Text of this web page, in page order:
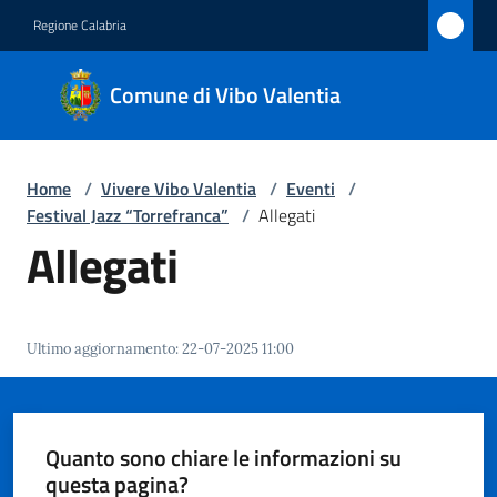
Regione Calabria
Comune di Vibo Valentia
Comune
di Vibo
Valentia
Servizi
Vivere
Vibo
Valentia
Home / Vivere Vibo Valentia / Eventi /
Festival Jazz “Torrefranca” / Allegati
Allegati
Ultimo aggiornamento:22-07-2025 11:00
Quanto sono chiare le informazioni su
questa pagina?